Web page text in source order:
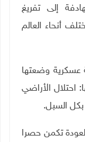
إلى تفريغ
أنحاء العالم
وضعتها
ومن أهدافها: احتلال الأراضي
السبل.
تكمن حصرا